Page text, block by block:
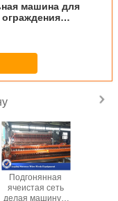
машина для
ограждения
Подгонянная
ячеистая сеть
делая машину с